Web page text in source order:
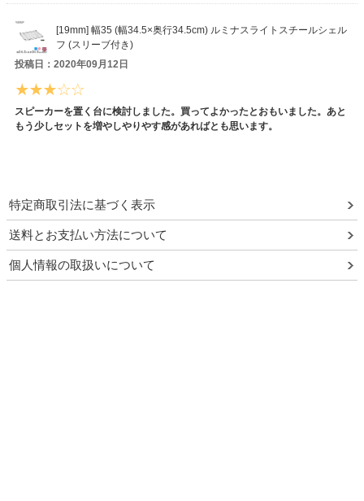
[19mm] 幅35 (幅34.5×奥行34.5cm) ルミナスライトスチールシェル
フ (スリーブ付き)
投稿日：2020年09月12日
スピーカーを置く台に検討しました。買ってよかったとおもいました。あと
もう少しセットを増やしやりやす感があればとも思います。
特定商取引法に基づく表示
送料とお支払い方法について
個人情報の取扱いについて